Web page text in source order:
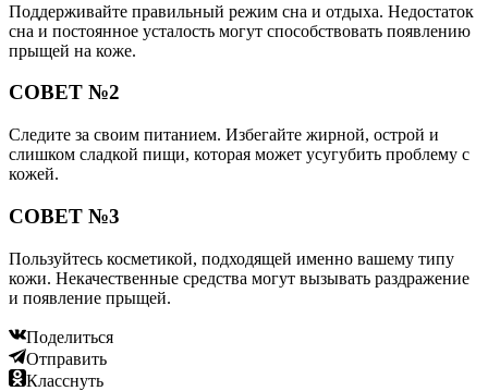
Поддерживайте правильный режим сна и отдыха. Недостаток
сна и постоянное усталость могут способствовать появлению
прыщей на коже.
СОВЕТ №2
Следите за своим питанием. Избегайте жирной, острой и
слишком сладкой пищи, которая может усугубить проблему с
кожей.
СОВЕТ №3
Пользуйтесь косметикой, подходящей именно вашему типу
кожи. Некачественные средства могут вызывать раздражение
и появление прыщей.
Поделиться
Отправить
Класснуть